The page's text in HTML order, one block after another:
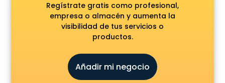
Regístrate gratis como profesional,
empresa o almacén y aumenta la
visibilidad de tus servicios o
productos.
Añadir mi negocio